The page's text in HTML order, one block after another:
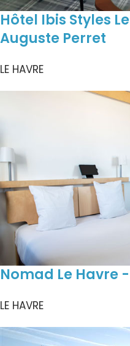
Hôtel Ibis Styles
Auguste Perret
LE HAVRE
Nomad Le Havre
LE HAVRE